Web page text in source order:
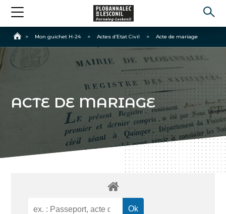
Accueil
> Mon guichet H-24 > Actes d’Etat Civil > Acte de mariage
ACTE DE MARIAGE